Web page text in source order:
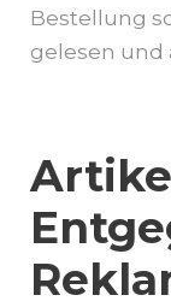
Bestellung
gelesen und